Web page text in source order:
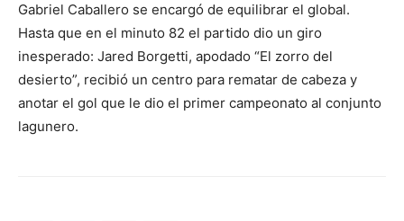
Gabriel Caballero se encargó de equilibrar el global.
Hasta que en el minuto 82 el partido dio un giro
inesperado: Jared Borgetti, apodado “El zorro del
desierto”, recibió un centro para rematar de cabeza y
anotar el gol que le dio el primer campeonato al conjunto
lagunero.